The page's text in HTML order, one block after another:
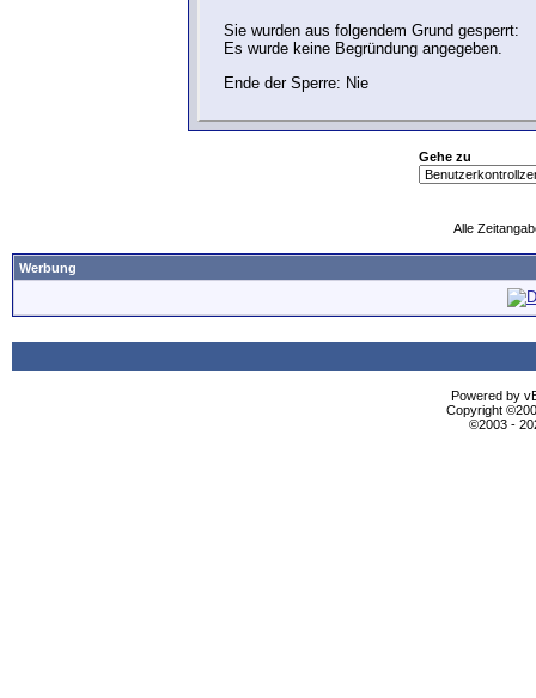
Sie wurden aus folgendem Grund gesperrt:
Es wurde keine Begründung angegeben.
Ende der Sperre: Nie
Gehe zu
Alle
Werbung
Powered by
Copyright
©2003 -